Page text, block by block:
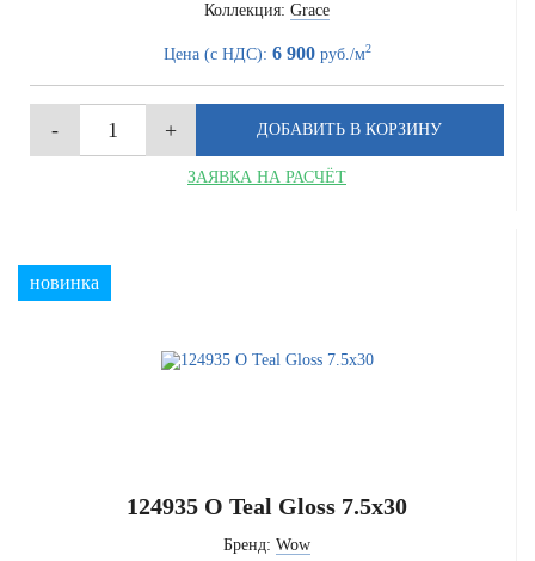
Коллекция: Grace
Цена (с НДС): 6 900руб./м2
ЗАЯВКА НА РАСЧЁТ
новинка
124935 O Teal Gloss 7.5x30
Бренд: Wow